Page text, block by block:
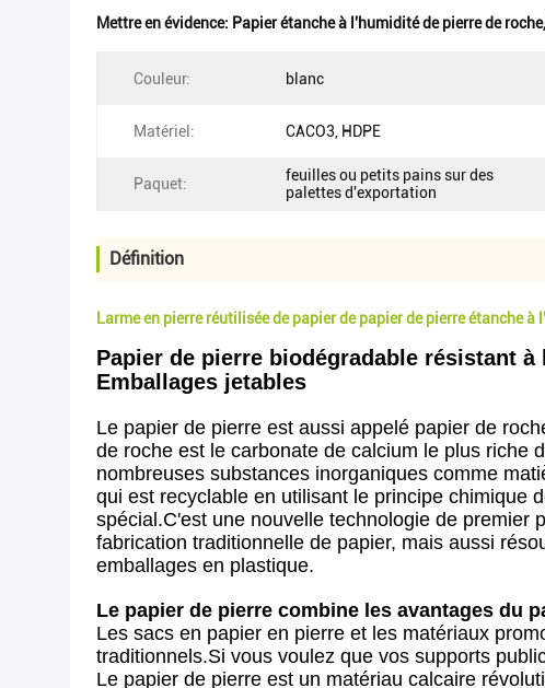
Mettre en évidence: Papier étanche à l'humidité de pierre de roche,
Couleur: blanc
Matériel: CACO3, HDPE
Paquet:
feuilles ou petits pains sur des
palettes d'exportation
Définition
Larme en pierre réutilisée de papier de papier de pierre étanche
Papier de pierre biodégradable résistant
Emballages jetables
Le papier de pierre est aussi appelé papier de
de roche est le carbonate de calcium le plus riche
nombreuses substances inorganiques comme
qui est recyclable en utilisant le principe chimique
spécial.C'est une nouvelle technologie de premier
fabrication traditionnelle de papier, mais aussi
emballages en plastique.
Le papier de pierre combine les avantages du
Les sacs en papier en pierre et les matériaux
traditionnels.Si vous voulez que vos supports
Le papier de pierre est un matériau calcaire